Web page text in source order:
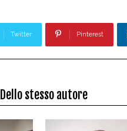
Twitter Pinterest
Dello stesso autore